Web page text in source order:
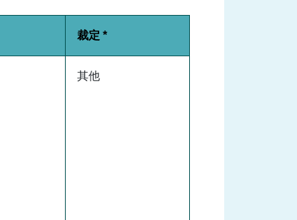
裁定 *
其他